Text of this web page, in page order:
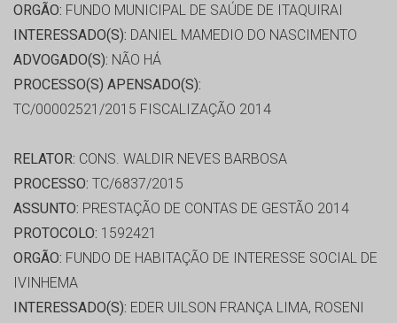
ORGÃO: FUNDO MUNICIPAL DE SAÚDE DE ITAQUIRAI
INTERESSADO(S): DANIEL MAMEDIO DO NASCIMENTO
ADVOGADO(S): NÃO HÁ
PROCESSO(S) APENSADO(S):
TC/00002521/2015 FISCALIZAÇÃO 2014
RELATOR: CONS. WALDIR NEVES BARBOSA
PROCESSO: TC/6837/2015
ASSUNTO: PRESTAÇÃO DE CONTAS DE GESTÃO 2014
PROTOCOLO: 1592421
ORGÃO: FUNDO DE HABITAÇÃO DE INTERESSE SOCIAL DE
IVINHEMA
INTERESSADO(S): EDER UILSON FRANÇA LIMA, ROSENI